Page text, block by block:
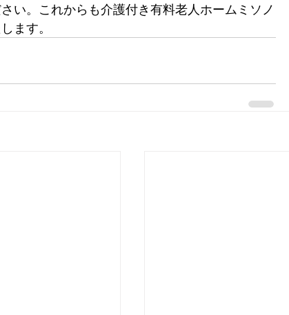
い。これからも介護付き有料老人ホームミソノ
ます。